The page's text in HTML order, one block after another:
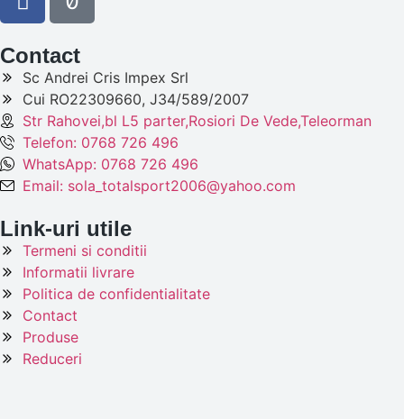
Contact
Sc Andrei Cris Impex Srl
Cui RO22309660, J34/589/2007
Str Rahovei,bl L5 parter,Rosiori De Vede,Teleorman
Telefon: 0768 726 496
WhatsApp: 0768 726 496
Email: sola_totalsport2006@yahoo.com
Link-uri utile
Termeni si conditii
Informatii livrare
Politica de confidentialitate
Contact
Produse
Reduceri